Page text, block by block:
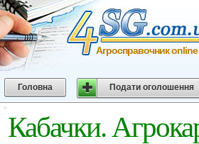
Агросправочник online
Головна Подати оголошення
Кабачки.